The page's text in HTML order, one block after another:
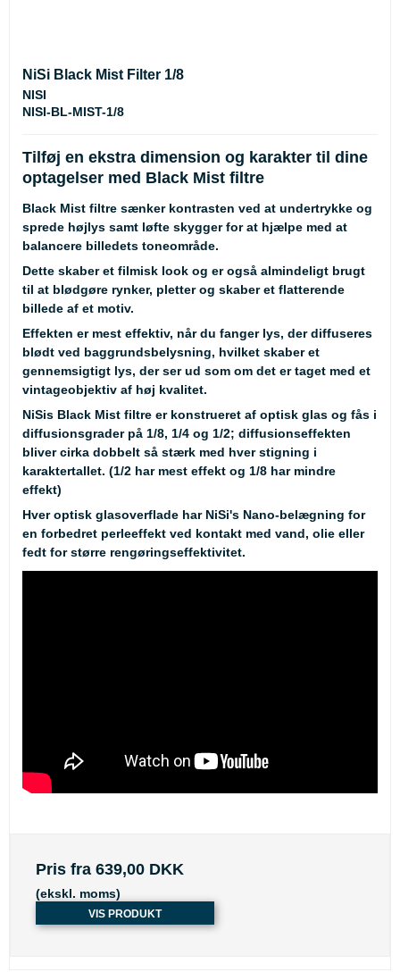
NiSi Black Mist Filter 1/8
NISI
NISI-BL-MIST-1/8
Tilføj en ekstra dimension og karakter til dine
optagelser med Black Mist filtre
Black Mist filtre sænker kontrasten ved at undertrykke og
sprede højlys samt løfte skygger for at hjælpe med at
balancere billedets toneområde.
Dette skaber et filmisk look og er også almindeligt brugt
til at blødgøre rynker, pletter og skaber et flatterende
billede af et motiv.
Effekten er mest effektiv, når du fanger lys, der diffuseres
blødt ved baggrundsbelysning, hvilket skaber et
gennemsigtigt lys, der ser ud som om det er taget med et
vintageobjektiv af høj kvalitet.
NiSis Black Mist filtre er konstrueret af optisk glas og fås i
diffusionsgrader på 1/8, 1/4 og 1/2; diffusionseffekten
bliver cirka dobbelt så stærk med hver stigning i
karaktertallet. (1/2 har mest effekt og 1/8 har mindre
effekt)
Hver optisk glasoverflade har NiSi's Nano-belægning for
en forbedret perleeffekt ved kontakt med vand, olie eller
fedt for større rengøringseffektivitet.
Pris fra 639,00 DKK
(ekskl. moms)
VIS PRODUKT